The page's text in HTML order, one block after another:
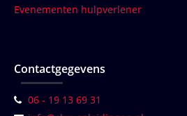
Evenementen hulpverlener
Contactgegevens
06 - 19 13 69 31